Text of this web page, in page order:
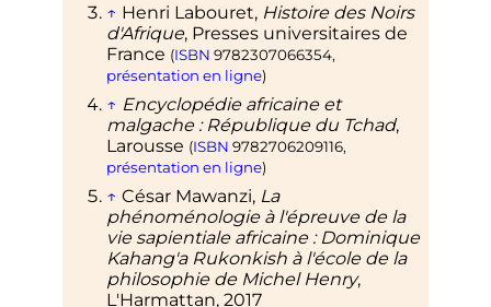
↑ Henri Labouret, Histoire des Noirs
d'Afrique, Presses universitaires de
France (ISBN 9782307066354,
présentation en ligne)
↑ Encyclopédie africaine et
malgache : République du Tchad,
Larousse (ISBN 9782706209116,
présentation en ligne)
↑ César Mawanzi, La
phénoménologie à l'épreuve de la
vie sapientiale africaine : Dominique
Kahang'a Rukonkish à l'école de la
philosophie de Michel Henry,
L'Harmattan, 2017